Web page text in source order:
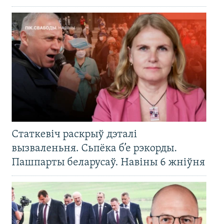
Статкевіч раскрыў дэталі
вызваленьня. Сьпёка б’е рэкорды.
Пашпарты беларусаў. Навіны 6 жніўня